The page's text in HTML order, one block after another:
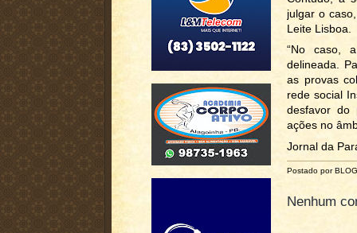
julgar o
Leite Lisboa.
“No caso,
delineada.
as provas
rede social
desfavor do
ações no
Jornal da
Postado por
Nenhum